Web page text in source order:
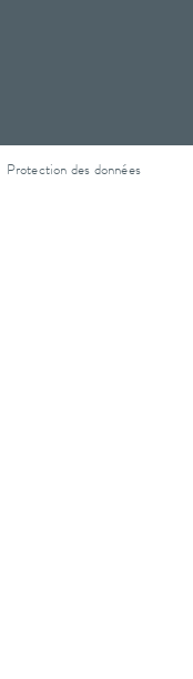
Protection des données